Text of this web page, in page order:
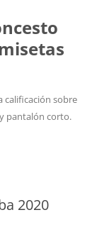
calificación sobre
pantalón corto.
2020